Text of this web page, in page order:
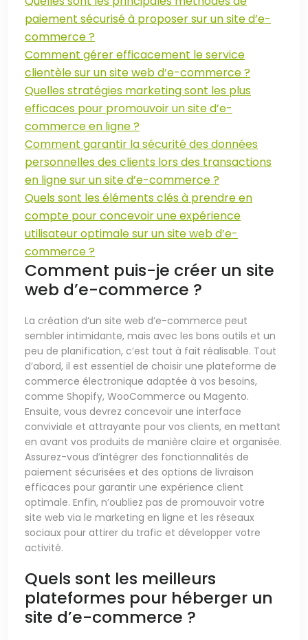
paiement sécurisé à proposer sur un site d’e-
commerce ?
Comment gérer efficacement le service
clientèle sur un site web d’e-commerce ?
Quelles stratégies marketing sont les plus
efficaces pour promouvoir un site d’e-
commerce en ligne ?
Comment garantir la sécurité des données
personnelles des clients lors des transactions
en ligne sur un site d’e-commerce ?
Quels sont les éléments clés à prendre en
compte pour concevoir une expérience
utilisateur optimale sur un site web d’e-
commerce ?
Comment puis-je créer un site
web d’e-commerce ?
La création d’un site web d’e-commerce peut
sembler intimidante, mais avec les bons outils et un
peu de planification, c’est tout à fait réalisable. Tout
d’abord, il est essentiel de choisir une plateforme de
commerce électronique adaptée à vos besoins,
comme Shopify, WooCommerce ou Magento.
Ensuite, vous devrez concevoir une interface
conviviale et attrayante pour vos clients, en mettant
en avant vos produits de manière claire et organisée.
Assurez-vous d’intégrer des fonctionnalités de
paiement sécurisées et des options de livraison
efficaces pour garantir une expérience client
optimale. Enfin, n’oubliez pas de promouvoir votre
site web via le marketing en ligne et les réseaux
sociaux pour attirer du trafic et développer votre
activité.
Quels sont les meilleurs
plateformes pour héberger un
site d’e-commerce ?